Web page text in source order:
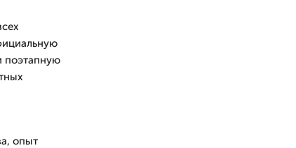
поэтапную
опыт